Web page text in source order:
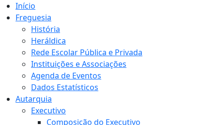
Início
Freguesia
História
Heráldica
Rede Escolar Pública e Privada
Instituições e Associações
Agenda de Eventos
Dados Estatísticos
Autarquia
Executivo
Composição do Executivo